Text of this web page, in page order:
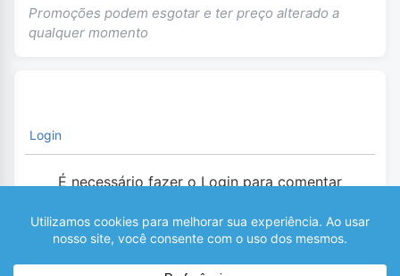
Promoções podem esgotar e ter preço alterado a
qualquer momento
Login
É necessário fazer o Login para comentar
0 COMENTÁRIOS